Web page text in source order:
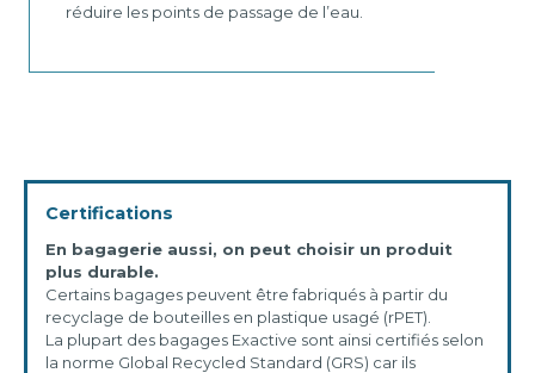
réduire les points de passage de l’eau.
Certifications
En bagagerie aussi, on peut choisir un produit
plus durable.
Certains bagages peuvent être fabriqués à partir du
recyclage de bouteilles en plastique usagé (rPET).
La plupart des bagages Exactive sont ainsi certifiés selon
la norme Global Recycled Standard (GRS) car ils